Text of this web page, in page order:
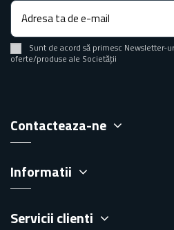
Sunt de acord să primesc Newsletter-
oferte/produse ale Societății
Contacteaza-ne
Informatii
Servicii clienti